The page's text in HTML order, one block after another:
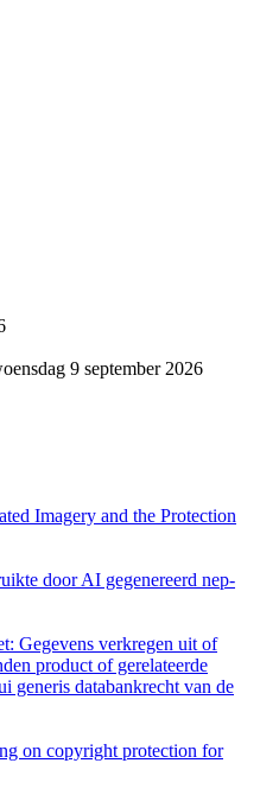
Imagery and the Protection
door AI gegenereerd nep-
Gegevens verkregen uit of
product of gerelateerde
generis databankrecht van de
on copyright protection for